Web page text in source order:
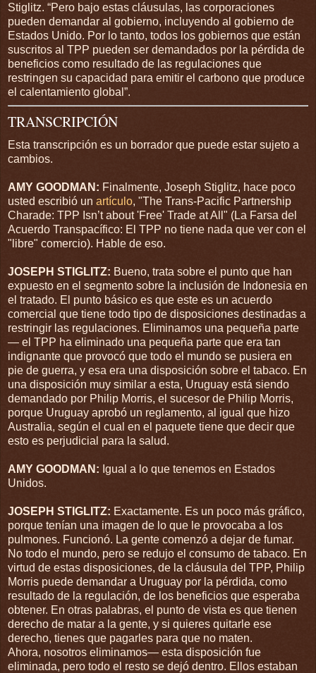
Stiglitz. “Pero bajo estas cláusulas, las corporaciones
pueden demandar al gobierno, incluyendo al gobierno de
Estados Unido. Por lo tanto, todos los gobiernos que están
suscritos al TPP pueden ser demandados por la pérdida de
beneficios como resultado de las regulaciones que
restringen su capacidad para emitir el carbono que produce
el calentamiento global”.
TRANSCRIPCIÓN
Esta transcripción es un borrador que puede estar sujeto a
cambios.
AMY GOODMAN : Finalmente, Joseph Stiglitz, hace poco
usted escribió un artículo, "The Trans-Pacific Partnership
Charade: TPP Isn’t about 'Free' Trade at All" (La Farsa del
Acuerdo Transpacífico: El TPP no tiene nada que ver con el
"libre" comercio). Hable de eso.
JOSEPH STIGLITZ: Bueno, trata sobre el punto que han
expuesto en el segmento sobre la inclusión de Indonesia en
el tratado. El punto básico es que este es un acuerdo
comercial que tiene todo tipo de disposiciones destinadas a
restringir las regulaciones. Eliminamos una pequeña parte
— el TPP ha eliminado una pequeña parte que era tan
indignante que provocó que todo el mundo se pusiera en
pie de guerra, y esa era una disposición sobre el tabaco. En
una disposición muy similar a esta, Uruguay está siendo
demandado por Philip Morris, el sucesor de Philip Morris,
porque Uruguay aprobó un reglamento, al igual que hizo
Australia, según el cual en el paquete tiene que decir que
esto es perjudicial para la salud.
AMY GOODMAN : Igual a lo que tenemos en Estados
Unidos.
JOSEPH STIGLITZ: Exactamente. Es un poco más gráfico,
porque tenían una imagen de lo que le provocaba a los
pulmones. Funcionó. La gente comenzó a dejar de fumar.
No todo el mundo, pero se redujo el consumo de tabaco. En
virtud de estas disposiciones, de la cláusula del TPP, Philip
Morris puede demandar a Uruguay por la pérdida, como
resultado de la regulación, de los beneficios que esperaba
obtener. En otras palabras, el punto de vista es que tienen
derecho de matar a la gente, y si quieres quitarle ese
derecho, tienes que pagarles para que no maten.
Ahora, nosotros eliminamos— esta disposición fue
eliminada, pero todo el resto se dejó dentro. Ellos estaban